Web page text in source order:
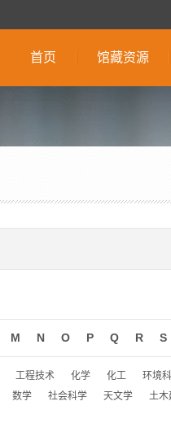
首页 馆藏资源
M N O P Q R S
工程技术 化学 化工 环境
数学 社会科学 天文学 土木